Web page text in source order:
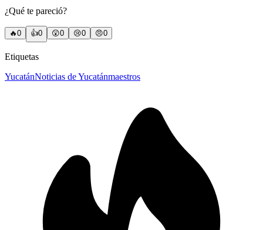
¿Qué te pareció?
🔥0 👍0 😲0 😢0 😠0
Etiquetas
YucatánNoticias de Yucatánmaestros